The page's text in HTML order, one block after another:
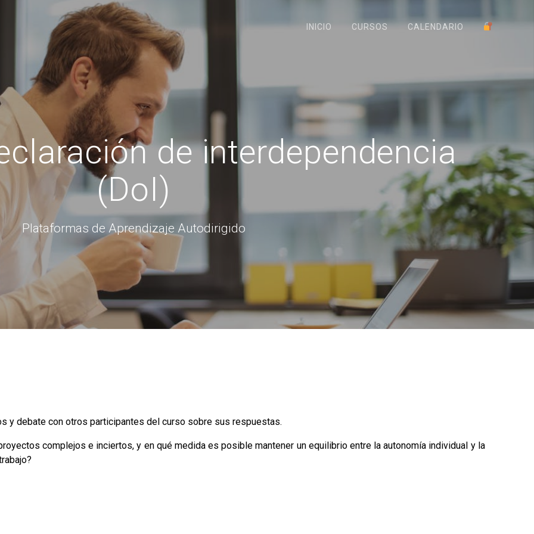
INICIO CURSOS CALENDARIO
de interdependencia
(DoI)
Plataformas de Aprendizaje Autodirigido
y debate con otros participantes del curso sobre sus respuestas.
complejos e inciertos, y en qué medida es posible mantener un equilibrio entre la autonomía individual y la